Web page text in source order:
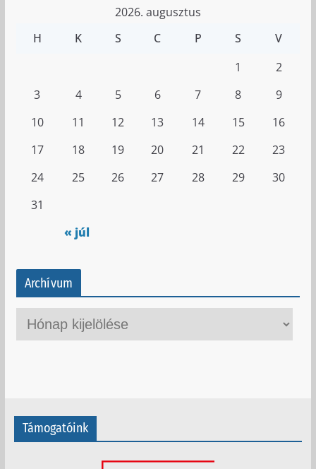
2026. augusztus
H
K S C P S V
« júl
1
2
3
4 5 6 7 8
9
10
11 12 13 14 15
16
17
18 19 20 21 22
23
24
25 26 27 28 29
30
31
Archívum
r
Támogatóink